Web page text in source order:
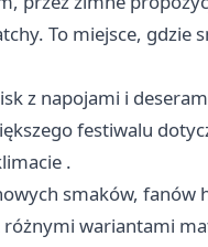
To miejsce, gdzie
z napojami i
festiwalu
.
smaków,
różnymi wariantami